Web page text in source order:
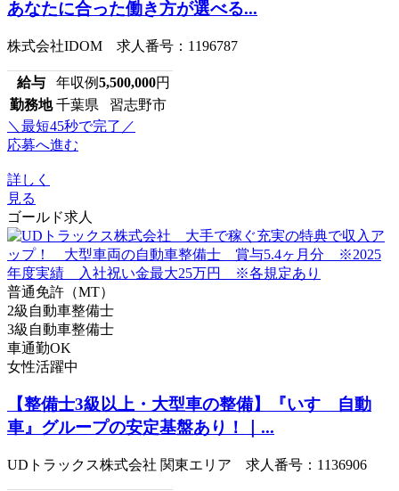
あなたに合った働き方が選べる...
株式会社IDOM 求人番号：1196787
給与 年収例5,500,000円
勤務地 千葉県 習志野市
＼最短45秒で完了／
応募へ進む
詳しく
見る
ゴールド求人
普通免許（MT）
2級自動車整備士
3級自動車整備士
車通勤OK
女性活躍中
【整備士3級以上・大型車の整備】『いすゞ自動
車』グループの安定基盤あり！｜...
UDトラックス株式会社 関東エリア 求人番号：1136906